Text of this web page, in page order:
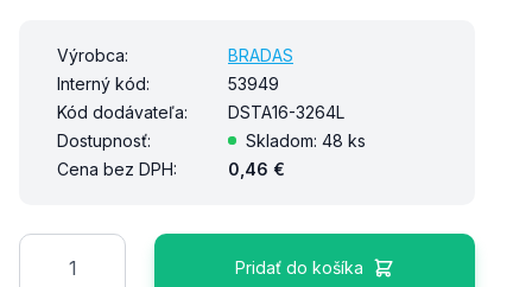
Výrobca:
BRADAS
Interný kód:
53949
Kód dodávateľa:
DSTA16-3264L
Dostupnosť:
Skladom: 48 ks
Cena bez DPH:
0,46 €
Množstvo
Pridať do košíka